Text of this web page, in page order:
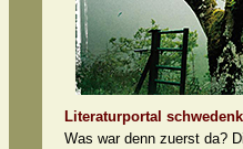
Literaturportal
Was war denn zuerst da?